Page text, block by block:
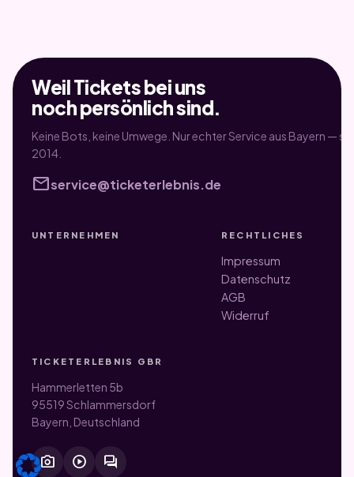
Weil Tickets bei uns
noch persönlich sind.
Keine Bots, keine Umwege. Nur echter Service aus Bayern —
2014.
mailservice@ticketerlebnis.de
UNTERNEHMEN RECHTLICHES
Impressum
Datenschutz
AGB
Widerruf
TICKETERLEBNIS GBR
Hammerletten 5b
95519 Schlammersdorf
Bayern, Deutschland
photo_camera play_circle forum